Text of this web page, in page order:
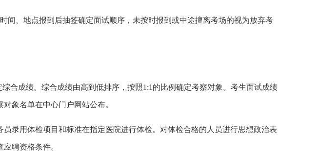
间、地点报到后抽签确定面试顺序，未按时报到或中途擅离考场的视为放弃考
综合成绩。综合成绩由高到低排序，按照1:1 的比例确定考察对象。考生面试成绩
象名单在中心门户网站公布。
录用体检项目和标准在指定医院进行体检。对体检合格的人员进行思想政治表
聘资格条件。